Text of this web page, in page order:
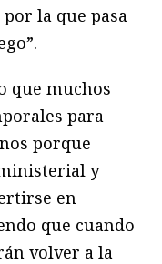
la que pasa
que muchos
para
porque
y
en
que cuando
volver a la